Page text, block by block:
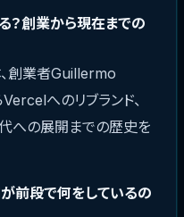
？創業から現在までの
創業者Guillermo
へのリブランド、
への展開までの歴史を
前段で何をしているの